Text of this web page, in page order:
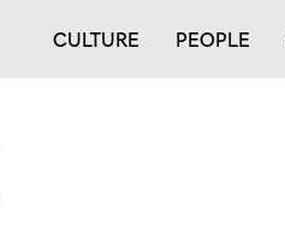
CULTURE PEOPLE